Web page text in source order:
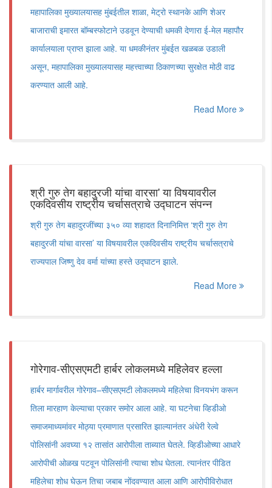
महापालिका मुख्यालयासह मुंबईतील शाळा, मेट्रो स्थानके आणि शेअर
बाजाराची इमारत बॉम्बस्फोटाने उडवून देण्याची धमकी देणारा ई-मेल महापौर
कार्यालयाला प्राप्त झाला आहे. या धमकीनंतर मुंबईत खळबळ उडाली
असून, महापालिका मुख्यालयासह महत्त्वाच्या ठिकाणच्या सुरक्षेत मोठी वाढ
करण्यात आली आहे.
Read More
श्री गुरु तेग बहादुरजी यांचा वारसा' या विषयावरील
एकदिवसीय राष्ट्रीय चर्चासत्राचे उद्घाटन संपन्न
श्री गुरु तेग बहादुरजींच्या ३५० व्या शहादत दिनानिमित्त ‘श्री गुरु तेग
बहादुरजी यांचा वारसा’ या विषयावरील एकदिवसीय राष्ट्रीय चर्चासत्राचे
राज्यपाल जिष्णु देव वर्मा यांच्या हस्ते उद्घाटन झाले.
Read More
गोरेगाव-सीएसएमटी हार्बर लोकलमध्ये महिलेवर हल्ला
हार्बर मार्गावरील गोरेगाव–सीएसएमटी लोकलमध्ये महिलेचा विनयभंग करून
तिला मारहाण केल्याचा प्रकार समोर आला आहे. या घटनेचा व्हिडीओ
समाजमाध्यमांवर मोठ्या प्रमाणात प्रसारित झाल्यानंतर अंधेरी रेल्वे
पोलिसांनी अवघ्या १२ तासांत आरोपीला ताब्यात घेतले. व्हिडीओच्या आधारे
आरोपीची ओळख पटवून पोलिसांनी त्याचा शोध घेतला. त्यानंतर पीडित
महिलेचा शोध घेऊन तिचा जबाब नोंदवण्यात आला आणि आरोपीविरोधात